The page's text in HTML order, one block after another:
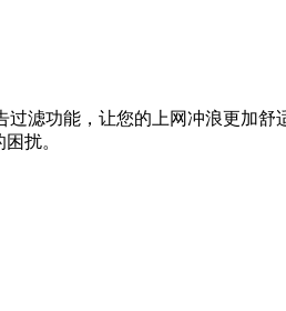
滤功能，让您的上网冲浪更加
扰。